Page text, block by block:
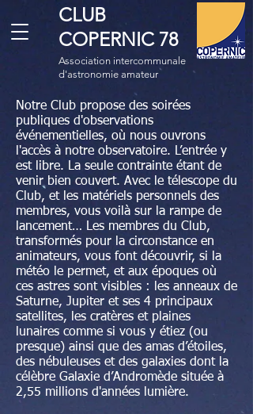
CLUB
COPERNIC 78
Association intercommunale
d'astronomie amateur
Notre Club propose des soirées
publiques d'observations
événementielles, où nous ouvrons
l'accès à notre observatoire. L’entrée y
est libre. La seule contrainte étant de
venir bien couvert. Avec le télescope du
Club, et les matériels personnels des
membres, vous voilà sur la rampe de
lancement… Les membres du Club,
transformés pour la circonstance en
animateurs, vous font découvrir, si la
météo le permet, et aux époques où
ces astres sont visibles : les anneaux de
Saturne, Jupiter et ses 4 principaux
satellites, les cratères et plaines
lunaires comme si vous y étiez (ou
presque) ainsi que des amas d’étoiles,
des nébuleuses et des galaxies dont la
célèbre Galaxie d’Andromède située à
2,55 millions d'années lumière.